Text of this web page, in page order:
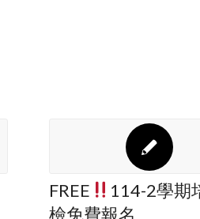
FREE
114-2學期
檢免費報名